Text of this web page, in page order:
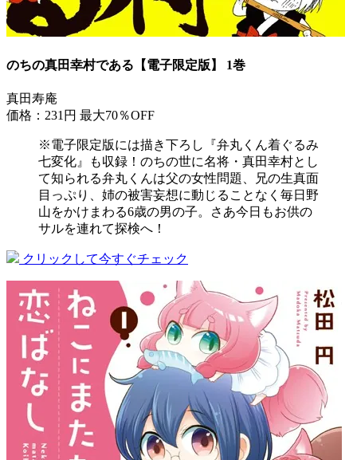
のちの真田幸村である【電子限定版】 1巻
真田寿庵
価格：231円 最大70％OFF
※電子限定版には描き下ろし『弁丸くん着ぐるみ
七変化』も収録！のちの世に名将・真田幸村とし
て知られる弁丸くんは父の女性問題、兄の生真面
目っぷり、姉の被害妄想に動じることなく毎日野
山をかけまわる6歳の男の子。さあ今日もお供の
サルを連れて探検へ！
クリックして今すぐチェック